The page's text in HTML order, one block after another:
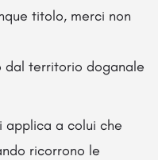
titolo, merci non
dal territorio doganale
applica a colui che
ricorrono le